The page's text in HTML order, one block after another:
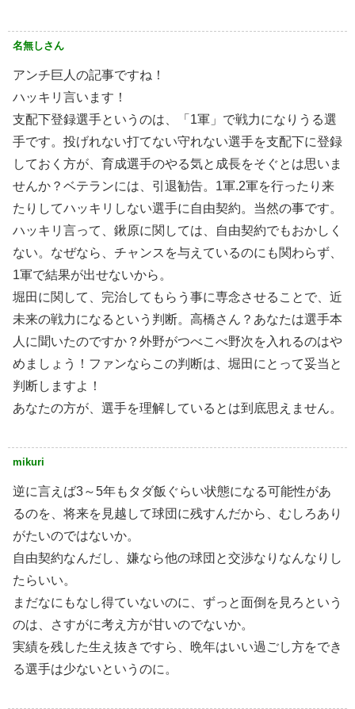
名無しさん
アンチ巨人の記事ですね！
ハッキリ言います！
支配下登録選手というのは、「1軍」で戦力になりうる選
手です。投げれない打てない守れない選手を支配下に登録
しておく方が、育成選手のやる気と成長をそぐとは思いま
せんか？ベテランには、引退勧告。1軍.2軍を行ったり来
たりしてハッキリしない選手に自由契約。当然の事です。
ハッキリ言って、鍬原に関しては、自由契約でもおかしく
ない。なぜなら、チャンスを与えているのにも関わらず、
1軍で結果が出せないから。
堀田に関して、完治してもらう事に専念させることで、近
未来の戦力になるという判断。高橋さん？あなたは選手本
人に聞いたのですか？外野がつべこべ野次を入れるのはや
めましょう！ファンならこの判断は、堀田にとって妥当と
判断しますよ！
あなたの方が、選手を理解しているとは到底思えません。
mikuri
逆に言えば3～5年もタダ飯ぐらい状態になる可能性があ
るのを、将来を見越して球団に残すんだから、むしろあり
がたいのではないか。
自由契約なんだし、嫌なら他の球団と交渉なりなんなりし
たらいい。
まだなにもなし得ていないのに、ずっと面倒を見ろという
のは、さすがに考え方が甘いのでないか。
実績を残した生え抜きですら、晩年はいい過ごし方をでき
る選手は少ないというのに。